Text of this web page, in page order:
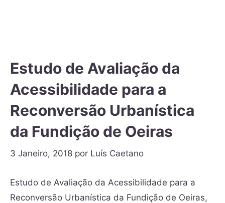
Estudo de Avaliação da
Acessibilidade para a
Reconversão Urbanística
da Fundição de Oeiras
3 Janeiro, 2018 por Luís Caetano
Estudo de Avaliação da Acessibilidade para a
Reconversão Urbanística da Fundição de Oeiras,